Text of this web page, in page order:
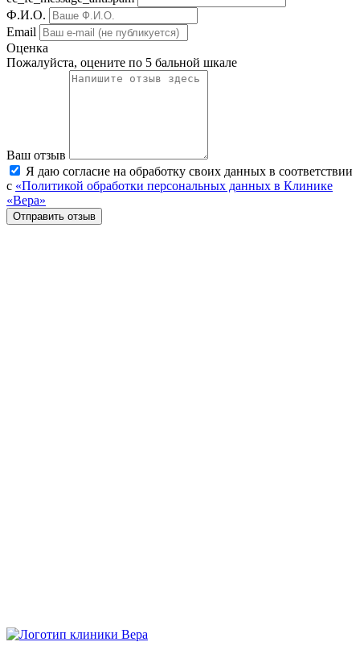
Ф.И.О.
Email
Оценка
Пожалуйста, оцените по 5 бальной шкале
Ваш отзыв
Я даю согласие на обработку своих данных в соответствии
с «Политикой обработки персональных данных в Клинике
«Вера»